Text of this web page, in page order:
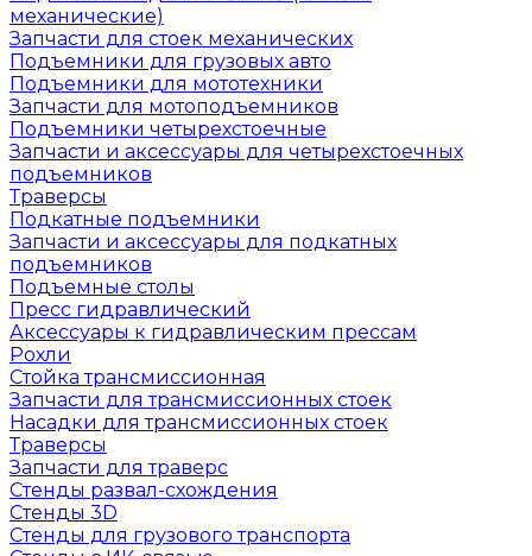
механические)
Запчасти для стоек механических
Подъемники для грузовых авто
Подъемники для мототехники
Запчасти для мотоподъемников
Подъемники четырехстоечные
Запчасти и аксессуары для четырехстоечных
подъемников
Траверсы
Подкатные подъемники
Запчасти и аксессуары для подкатных
подъемников
Подъемные столы
Пресс гидравлический
Аксессуары к гидравлическим прессам
Рохли
Стойка трансмиссионная
Запчасти для трансмиссионных стоек
Насадки для трансмиссионных стоек
Траверсы
Запчасти для траверс
Стенды развал-схождения
Стенды 3D
Стенды для грузового транспорта